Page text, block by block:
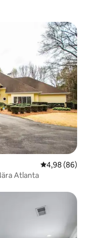
4,98 av 5 i
4,98 (86)
Atlanta